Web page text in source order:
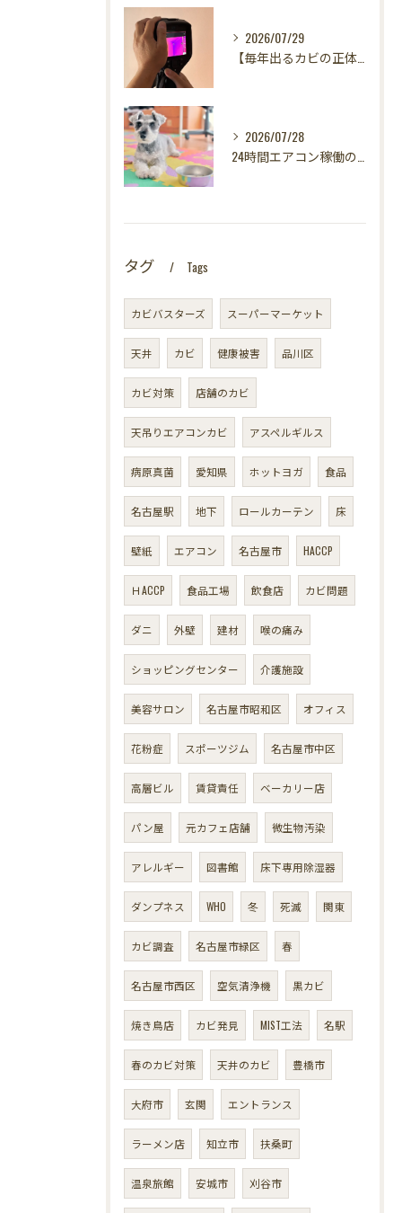
2026/07/29
2026/07/28
タグ Tags
カビバスターズ スーパーマーケット
天井 カビ 健康被害 品川区
カビ対策 店舗のカビ
天吊りエアコンカビ アスペルギルス
病原真菌 愛知県 ホットヨガ 食品
名古屋駅 地下 ロールカーテン 床
壁紙 エアコン 名古屋市 HACCP
ＨACCP 食品工場 飲食店 カビ問題
ダニ 外壁 建材 喉の痛み
ショッピングセンター 介護施設
美容サロン 名古屋市昭和区 オフィス
花粉症 スポーツジム 名古屋市中区
高層ビル 賃貸責任 ベーカリー店
パン屋 元カフェ店舗 微生物汚染
アレルギー 図書館 床下専用除湿器
ダンプネス WHO 冬 死滅 関東
カビ調査 名古屋市緑区 春
名古屋市西区 空気清浄機 黒カビ
焼き鳥店 カビ発見 MIST工法 名駅
春のカビ対策 天井のカビ 豊橋市
大府市 玄関 エントランス
ラーメン店 知立市 扶桑町
温泉旅館 安城市 刈谷市